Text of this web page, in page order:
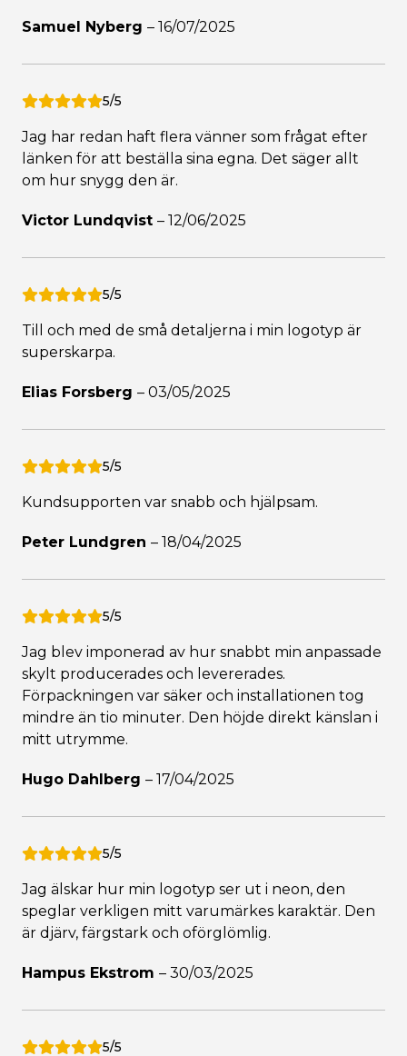
Samuel Nyberg – 16/07/2025
5/5
Jag har redan haft flera vänner som frågat efter
länken för att beställa sina egna. Det säger allt
om hur snygg den är.
Victor Lundqvist – 12/06/2025
5/5
Till och med de små detaljerna i min logotyp är
superskarpa.
Elias Forsberg – 03/05/2025
5/5
Kundsupporten var snabb och hjälpsam.
Peter Lundgren – 18/04/2025
5/5
Jag blev imponerad av hur snabbt min anpassade
skylt producerades och levererades.
Förpackningen var säker och installationen tog
mindre än tio minuter. Den höjde direkt känslan i
mitt utrymme.
Hugo Dahlberg – 17/04/2025
5/5
Jag älskar hur min logotyp ser ut i neon, den
speglar verkligen mitt varumärkes karaktär. Den
är djärv, färgstark och oförglömlig.
Hampus Ekstrom – 30/03/2025
5/5